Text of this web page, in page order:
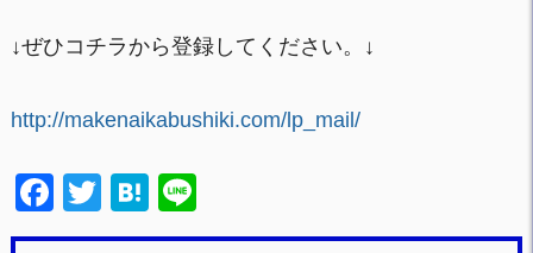
↓ぜひコチラから登録してください。↓
http://makenaikabushiki.com/lp_mail/
F
a
T
wi
H
at n